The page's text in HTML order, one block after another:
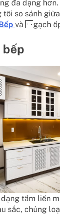
đa dạng
tôi so sánh
và gạch
bếp
tấm liền
chủng